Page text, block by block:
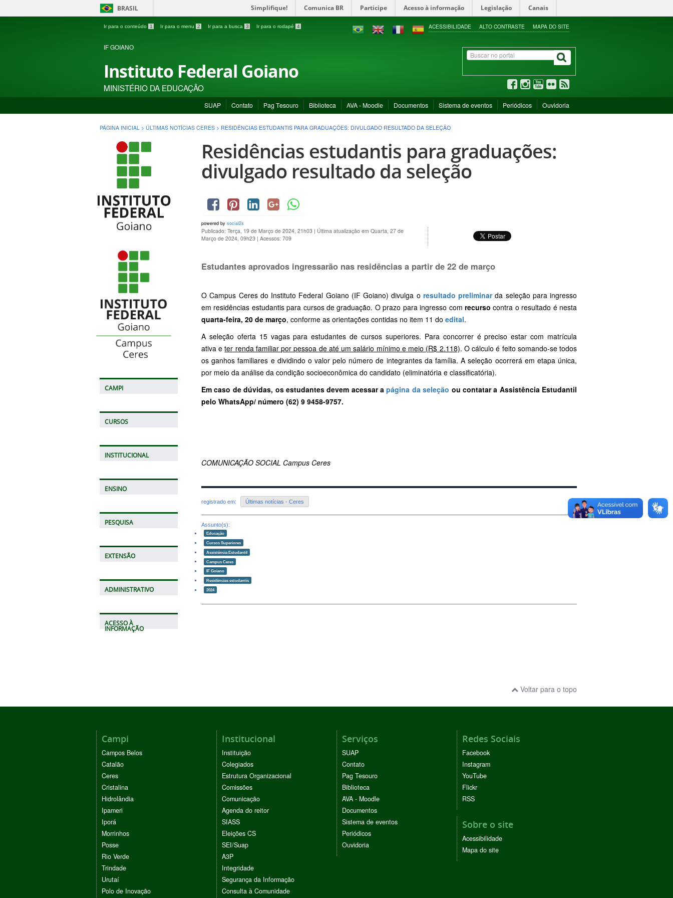
BRASIL Simplifique! Comunica BR Participe Acesso à informação Legislação Canais
Ir para o conteúdo 1 Ir para o menu 2 Ir para a busca 3 Ir para o rodapé 4 ACESSIBILIDADE ALTO CONTRASTE MAPA DO SITE
IF GOIANO
Instituto Federal Goiano
MINISTÉRIO DA EDUCAÇÃO
SUAP Contato Pag Tesouro Biblioteca AVA - Moodle Documentos Sistema de eventos Periódicos Ouvidoria
PÁGINA INICIAL > ÚLTIMAS NOTÍCIAS CERES > RESIDÊNCIAS ESTUDANTIS PARA GRADUAÇÕES: DIVULGADO RESULTADO DA SELEÇÃO
CAMPI
CURSOS
INSTITUCIONAL
ENSINO
PESQUISA
EXTENSÃO
ADMINISTRATIVO
ACESSO À
INFORMAÇÃO
Residências estudantis para graduações:
divulgado resultado da seleção
powered by social2s
Publicado: Terça, 19 de Março de 2024, 21h03 | Última atualização em Quarta, 27 de
Março de 2024, 09h23 | Acessos: 709
Estudantes aprovados ingressarão nas residências a partir de 22 de março
O Campus Ceres do Instituto Federal Goiano (IF Goiano) divulga o resultado preliminarda seleção para ingresso
em residências estudantis para cursos de graduação. O prazo para ingresso com recurso contra o resultado é nesta
quarta-feira, 20 de março, conforme as orientações contidas no item 11 do edital.
A seleção oferta 15 vagas para estudantes de cursos superiores. Para concorrer é preciso estar com matrícula
ativa eter renda familiar por pessoa de até um salário mínimo e meio (R$ 2.118). O cálculo é feito somando-se todos
os ganhos familiares e dividindo o valor pelo número de integrantes da família. A seleção ocorrerá em etapa única,
por meio da análise da condição socioeconômica do candidato (eliminatória e classificatória).
Em caso de dúvidas, os estudantes devem acessar apágina da seleção ou contatar a Assistência Estudantil
pelo WhatsApp/ número (62) 9 9458-9757.
COMUNICAÇÃO SOCIAL Campus Ceres
registrado em: Últimas notícias - Ceres
Assunto(s):
Educação
Cursos Superiores
Assistência Estudantil
Campus Ceres
IF Goiano
Residências estudantis
2024
Voltar para o topo
Campi
Campos Belos
Catalão
Ceres
Cristalina
Hidrolândia
Ipameri
Iporá
Morrinhos
Posse
Rio Verde
Trindade
Urutaí
Polo de Inovação
Institucional
Instituição
Colegiados
Estrutura Organizacional
Comissões
Comunicação
Agenda do reitor
SIASS
Eleições CS
SEI/Suap
A3P
Integridade
Segurança da Informação
Consulta à Comunidade
Serviços
SUAP
Contato
Pag Tesouro
Biblioteca
AVA - Moodle
Documentos
Sistema de eventos
Periódicos
Ouvidoria
Redes Sociais
Facebook
Instagram
YouTube
Flickr
RSS
Sobre o site
Acessibilidade
Mapa do site